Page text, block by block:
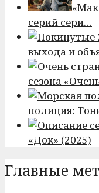
серий сери…
выхода и
сезона
полиция:
«Док» (2025)
Главные